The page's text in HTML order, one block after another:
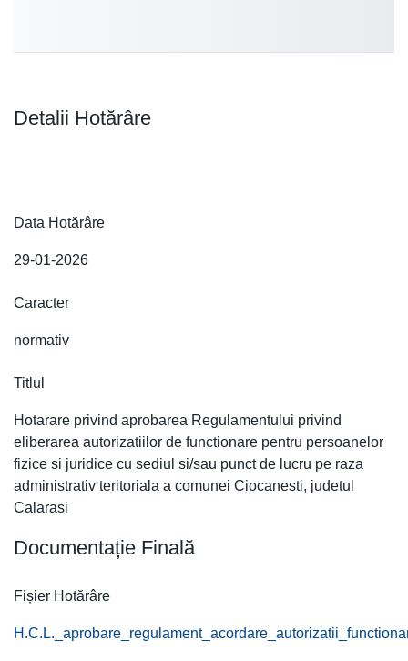
Detalii Hotărâre
Data Hotărâre
29-01-2026
Caracter
normativ
Titlul
Hotarare privind aprobarea Regulamentului privind
eliberarea autorizatiilor de functionare pentru persoanelor
fizice si juridice cu sediul si/sau punct de lucru pe raza
administrativ teritoriala a comunei Ciocanesti, judetul
Calarasi
Documentație Finală
Fișier Hotărâre